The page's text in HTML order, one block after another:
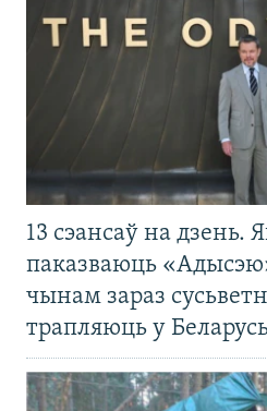
13 сэансаў на дзень.
паказваюць
чынам зараз
трапляюць у